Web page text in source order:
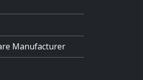
Manufacturer